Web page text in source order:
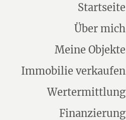
Startseite
Über mich
Meine Objekte
Immobilie verkaufen
Wertermittlung
Finanzierung